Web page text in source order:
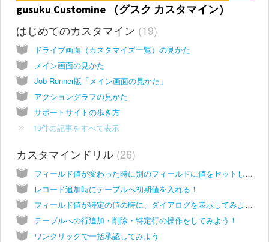
gusuku Customine （グスク カスタマイン）
はじめてのカスタマイン 19
ドライブ画面（カスタマイズ一覧）の見かた
メイン画面の見かた
Job Runner版「メイン画面の見かた」
アクショングラフの見かた
サポートサイトの歩き方
19件の記事をすべて表示
カスタマインドリル 26
フィールド値が変わった時に別のフィールドに値をセットしてみよう！
レコード追加時にテーブルへ初期値を入れる！
フィールド値が特定の値の時に、ダイアログを表示してみよう！
テーブルへの行追加・削除・特定行の操作をしてみよう！
ワンクリックで一括承認してみよう